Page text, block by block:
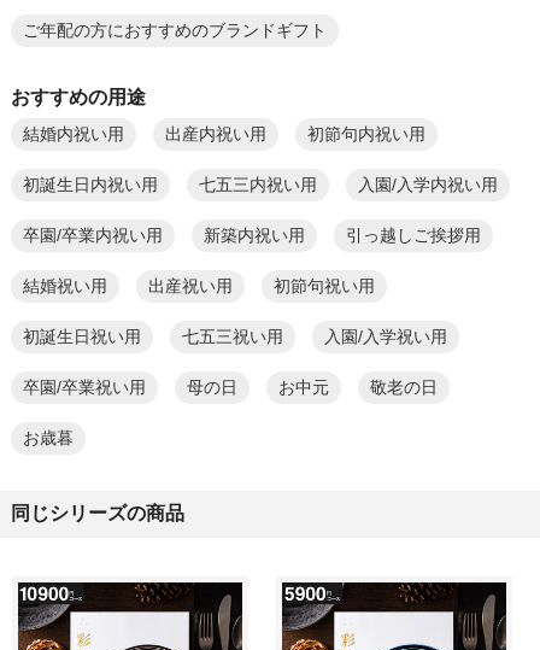
ご年配の方におすすめのブランドギフト
おすすめの用途
結婚内祝い用 出産内祝い用 初節句内祝い用
初誕生日内祝い用 七五三内祝い用 入園/入学内祝い用
卒園/卒業内祝い用 新築内祝い用 引っ越しご挨拶用
結婚祝い用 出産祝い用 初節句祝い用
初誕生日祝い用 七五三祝い用 入園/入学祝い用
卒園/卒業祝い用 母の日 お中元 敬老の日
お歳暮
同じシリーズの商品